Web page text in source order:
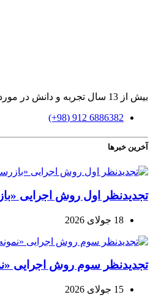
بیش از 13 سال تجربه و دانش در مورد مشاوره و استقرار سیستم مدیریت بازرسی و آموزش، ممیزی و ارزیابی براساس استاندارد ایزو 17020
6886382 912 (98+)
آخرین خبرها
تجدیدنظر اول روش اجرایی
18 جولای 2026
تجدیدنظر سوم روش اجرایی
15 جولای 2026